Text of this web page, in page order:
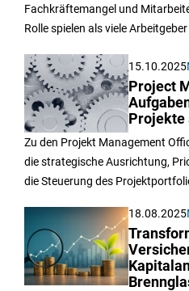
Fachkräftemangel und
Rolle spielen als viele
15.10.2025
Project
Projekte
Zu den Projekt Management
die strategische Ausrichtung,
die Steuerung des
18.08.2025